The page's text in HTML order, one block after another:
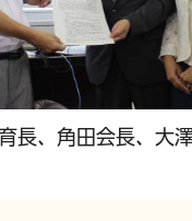
長、角田会長、大